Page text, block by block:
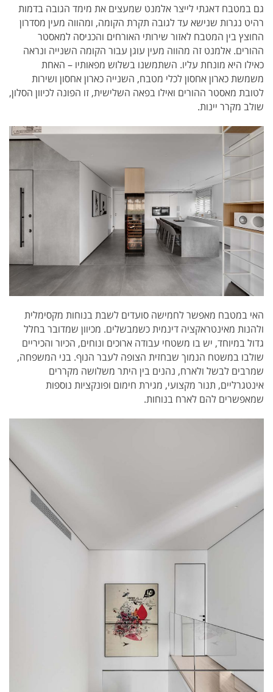
גם במטבח דאגתי לייצר אלמנט שמעצים את מימד הגובה בדמות
רהיט נגרות שנישא עד לגובה תקרת הקומה, ומהווה מעין מסדרון
החוצץ בין המטבח לאזור שירותי האורחים והכניסה למאסטר
ההורים. אלמנט זה מהווה מעין עוגן עבור הקומה השנייה ונראה
כאילו היא מונחת עליו. השתמשנו בשלוש מפאותיו – האחת
משמשת כארון אחסון לכלי מטבח, השנייה כארון אחסון ושירות
לטובת מאסטר ההורים ואילו בפאה השלישית, זו הפונה לכיוון הסלון,
שולב מקרר יינות.
האי במטבח מאפשר לחמישה סועדים לשבת בנוחות מקסימלית
ולהנות מאינטראקציה דינמית כשמבשלים. מכיוון שמדובר בחלל
גדול במיוחד, יש בו משטחי עבודה ארוכים ונוחים, הכיור והכיריים
שולבו במשטח הנמוך שבחזית הצופה לעבר הנוף. בני המשפחה,
שמרבים לבשל ולארח, נהנים בין היתר משלושה מקררים
אינטגרליים, תנור מקצועי, מגירת חימום ופונקציות נוספות
שמאפשרים להם לארח בנוחות.